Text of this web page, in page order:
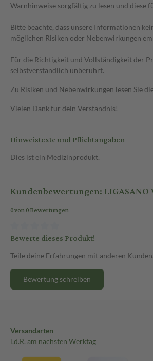
Warnhinweise sorgfältig zu lesen und diese
Bitte beachte, dass unsere Informationen
möglichen Risiken oder Nebenwirkungen
Für die Richtigkeit und Vollständigkeit der
selbstverständlich unberührt.
Zu Risiken und Nebenwirkungen lesen Sie
Vielen Dank für dein Verständnis!
Hinweistexte und Pflichtangaben
Dies ist ein Medizinprodukt.
Kundenbewertungen: LIGASANO
0 von 0 Bewertungen
Bewerte dieses Produkt!
Teile deine Erfahrungen mit anderen Kunden.
Bewertung schreiben
Versandarten
i.d.R. am nächsten Werktag